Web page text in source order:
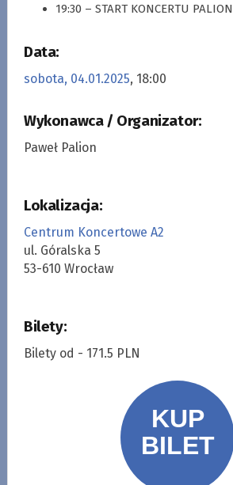
19:30 – START KONCERTU PALION
Data:
sobota, 04.01.2025, 18:00
Wykonawca / Organizator:
Paweł Palion
Lokalizacja:
Centrum Koncertowe A2
ul. Góralska 5
53-610 Wrocław
Bilety:
Bilety od - 171.5 PLN